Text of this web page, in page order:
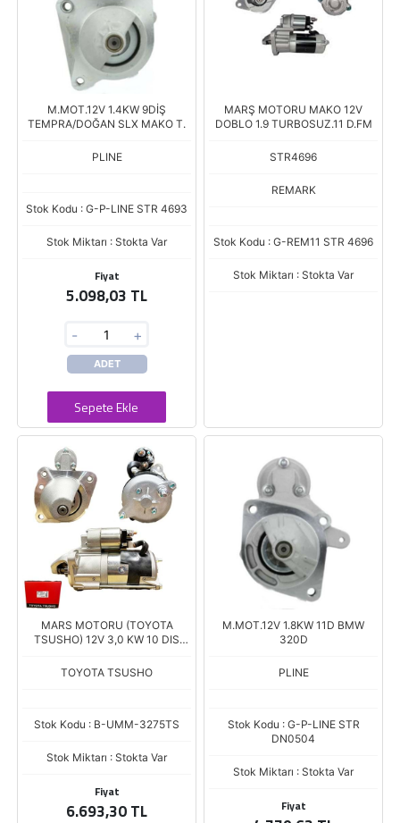
M.MOT.12V 1.4KW 9DİŞ
TEMPRA/DOĞAN SLX MAKO T.
PLINE
Stok Kodu : G-P-LINE STR 4693
Stok Miktarı : Stokta Var
Fiyat
5.098,03 TL
- +
ADET
Sepete Ekle
MARŞ MOTORU MAKO 12V
DOBLO 1.9 TURBOSUZ.11 D.FM
STR4696
REMARK
Stok Kodu : G-REM11 STR 4696
Stok Miktarı : Stokta Var
MARS MOTORU (TOYOTA
TSUSHO) 12V 3,0 KW 10 DIS
JCB HIDROMEK ERKUNT
TOYOTA TSUSHO
Stok Kodu : B-UMM-3275TS
Stok Miktarı : Stokta Var
Fiyat
6.693,30 TL
M.MOT.12V 1.8KW 11D BMW
320D
PLINE
Stok Kodu : G-P-LINE STR
DN0504
Stok Miktarı : Stokta Var
Fiyat